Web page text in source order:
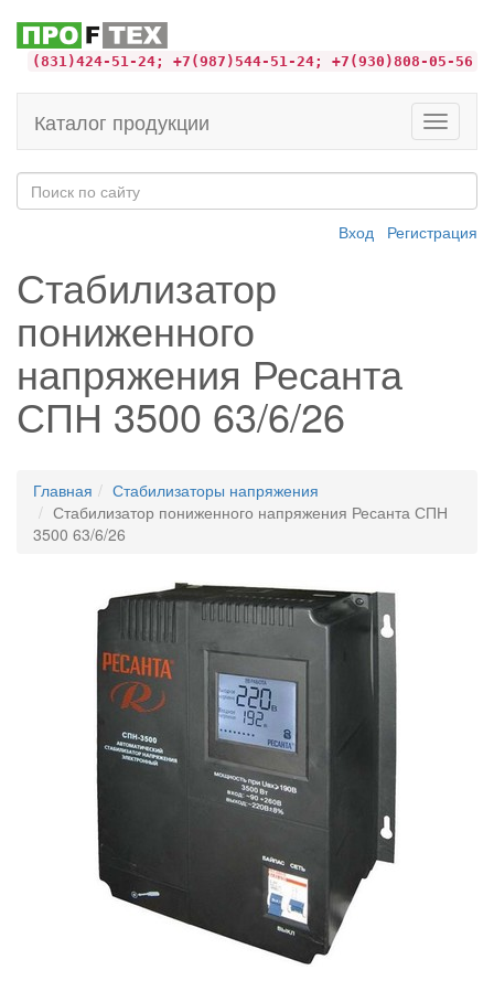
(831)424-51-24; +7(987)544-51-24; +7(930)808-05-56
Toggle
Каталог продукции
Вход Регистрация
Стабилизатор
пониженного
напряжения Ресанта
СПН 3500 63/6/26
Главная
Стабилизаторы напряжения
Стабилизатор пониженного напряжения Ресанта СПН
3500 63/6/26